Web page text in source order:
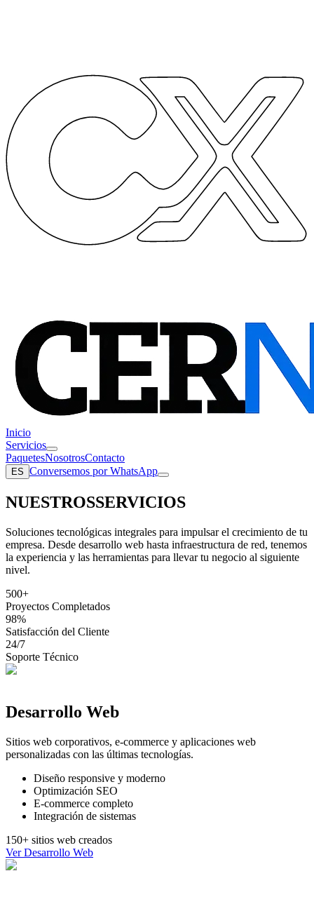
Inicio
Servicios
PaquetesNosotrosContacto
ES Conversemos por WhatsApp
NUESTROSSERVICIOS
Soluciones tecnológicas integrales para impulsar el crecimiento de tu
empresa. Desde desarrollo web hasta infraestructura de red, tenemos
la experiencia y las herramientas para llevar tu negocio al siguiente
nivel.
500+
Proyectos Completados
98%
Satisfacción del Cliente
24/7
Soporte Técnico
Desarrollo Web
Sitios web corporativos, e-commerce y aplicaciones web
personalizadas con las últimas tecnologías.
Diseño responsive y moderno
Optimización SEO
E-commerce completo
Integración de sistemas
150+ sitios web creados
Ver Desarrollo Web